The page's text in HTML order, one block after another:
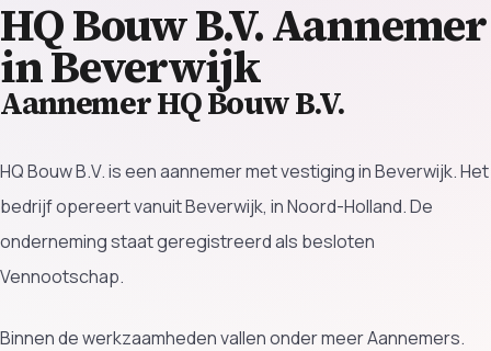
HQ Bouw B.V.Aannemer
in Beverwijk
Aannemer HQ Bouw B.V.
HQ Bouw B.V. is een aannemer met vestiging in Beverwijk. Het
bedrijf opereert vanuit Beverwijk, in Noord-Holland. De
onderneming staat geregistreerd als besloten
Vennootschap.
Binnen de werkzaamheden vallen onder meer Aannemers.